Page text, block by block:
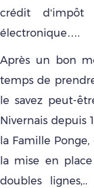
crédit d’impôt
électronique….
Après un bon
temps de
le savez peut-
Nivernais depuis
la Famille
la mise en
doubles